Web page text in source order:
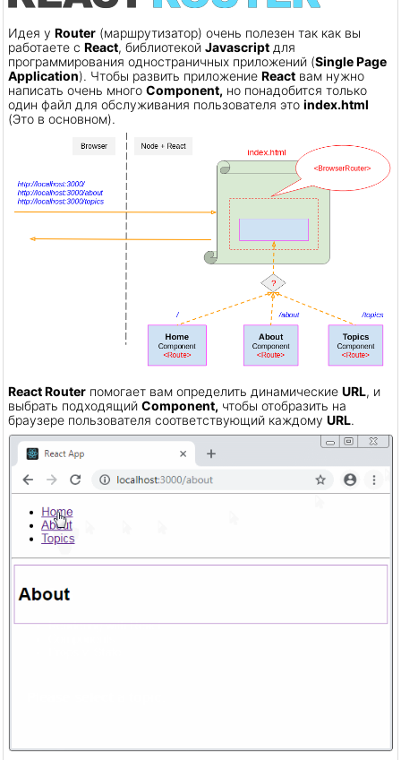
Идея у Router (маршрутизатор) очень полезен так как вы
работаете с React, библиотекой Javascript для
программирования одностраничных приложений (Single Page
Application). Чтобы развить приложение React вам нужно
написать очень много Component, но понадобится только
один файл для обслуживания пользователя это index.html
(Это в основном).
React Router помогает вам определить динамические URL, и
выбрать подходящий Component, чтобы отобразить на
браузере пользователя соответствующий каждому URL.